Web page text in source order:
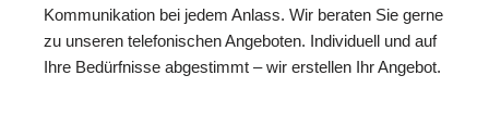
Kommunikation bei jedem Anlass. Wir beraten Sie gerne
zu unseren telefonischen Angeboten. Individuell und auf
Ihre Bedürfnisse abgestimmt – wir erstellen Ihr Angebot.